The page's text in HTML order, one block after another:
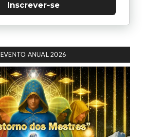
Inscrever-se
EVENTO ANUAL 2026